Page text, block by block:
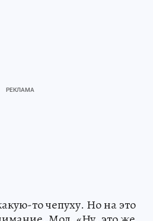
то чепуху. Но на это